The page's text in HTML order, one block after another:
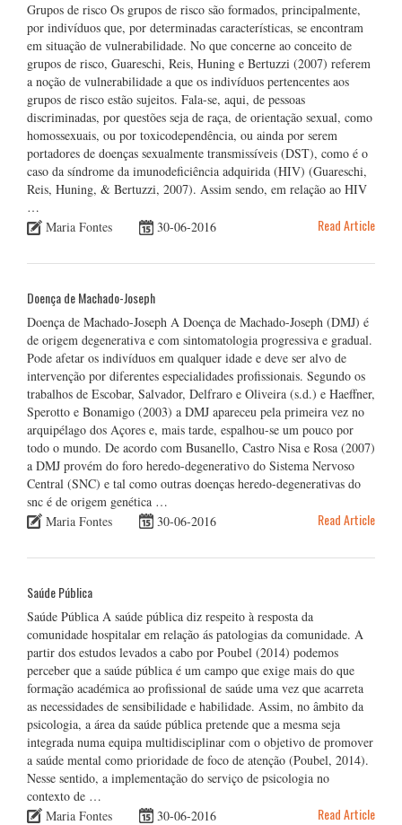
Grupos de risco Os grupos de risco são formados, principalmente,
por indivíduos que, por determinadas características, se encontram
em situação de vulnerabilidade. No que concerne ao conceito de
grupos de risco, Guareschi, Reis, Huning e Bertuzzi (2007) referem
a noção de vulnerabilidade a que os indivíduos pertencentes aos
grupos de risco estão sujeitos. Fala-se, aqui, de pessoas
discriminadas, por questões seja de raça, de orientação sexual, como
homossexuais, ou por toxicodependência, ou ainda por serem
portadores de doenças sexualmente transmissíveis (DST), como é o
caso da síndrome da imunodeficiência adquirida (HIV) (Guareschi,
Reis, Huning, & Bertuzzi, 2007). Assim sendo, em relação ao HIV
…
Maria Fontes
30-06-2016 Read Article
Doença de Machado-Joseph
Doença de Machado-Joseph A Doença de Machado-Joseph (DMJ) é
de origem degenerativa e com sintomatologia progressiva e gradual.
Pode afetar os indivíduos em qualquer idade e deve ser alvo de
intervenção por diferentes especialidades profissionais. Segundo os
trabalhos de Escobar, Salvador, Delfraro e Oliveira (s.d.) e Haeffner,
Sperotto e Bonamigo (2003) a DMJ apareceu pela primeira vez no
arquipélago dos Açores e, mais tarde, espalhou-se um pouco por
todo o mundo. De acordo com Busanello, Castro Nisa e Rosa (2007)
a DMJ provém do foro heredo-degenerativo do Sistema Nervoso
Central (SNC) e tal como outras doenças heredo-degenerativas do
snc é de origem genética …
Maria Fontes
30-06-2016 Read Article
Saúde Pública
Saúde Pública A saúde pública diz respeito à resposta da
comunidade hospitalar em relação ás patologias da comunidade. A
partir dos estudos levados a cabo por Poubel (2014) podemos
perceber que a saúde pública é um campo que exige mais do que
formação académica ao profissional de saúde uma vez que acarreta
as necessidades de sensibilidade e habilidade. Assim, no âmbito da
psicologia, a área da saúde pública pretende que a mesma seja
integrada numa equipa multidisciplinar com o objetivo de promover
a saúde mental como prioridade de foco de atenção (Poubel, 2014).
Nesse sentido, a implementação do serviço de psicologia no
contexto de …
Maria Fontes
30-06-2016 Read Article